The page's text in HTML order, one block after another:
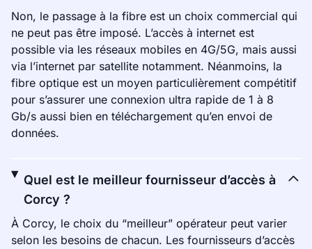
Non, le passage à la fibre est un choix commercial qui
ne peut pas être imposé. L’accès à internet est
possible via les réseaux mobiles en 4G/5G, mais aussi
via l’internet par satellite notamment. Néanmoins, la
fibre optique est un moyen particulièrement compétitif
pour s’assurer une connexion ultra rapide de 1 à 8
Gb/s aussi bien en téléchargement qu’en envoi de
données.
Quel est le meilleur fournisseur d’accès à
Corcy ?
À Corcy, le choix du “meilleur” opérateur peut varier
selon les besoins de chacun. Les fournisseurs d’accès